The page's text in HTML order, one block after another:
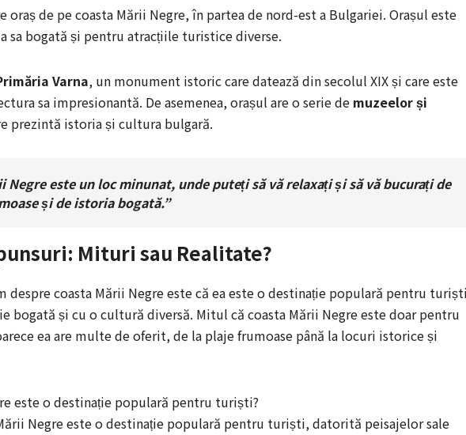
oraș de pe coasta Mării Negre, în partea de nord-est a Bulgariei. Orașul este
sa bogată și pentru atracțiile turistice diverse.
Varna, un monument istoric care datează din secolul XIX și care este
sa impresionantă. De asemenea, orașul are o serie de muzeelor și
prezintă istoria și cultura bulgară.
Negre este un loc minunat, unde puteți să vă relaxați și să vă bucurați de
și de istoria bogată.”
Mituri sau Realitate?
despre coasta Mării Negre este că ea este o destinație populară pentru
bogată și cu o cultură diversă. Mitul că coasta Mării Negre este doar pentru
ea are multe de oferit, de la plaje frumoase până la locuri istorice și
este o destinație populară pentru turiști?
Negre este o destinație populară pentru turiști, datorită peisajelor sale